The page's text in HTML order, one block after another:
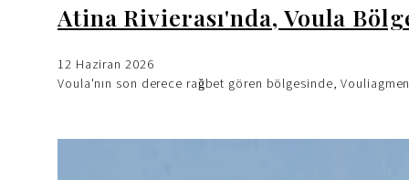
Atina Rivierası'nda, Voula
12 Haziran 2026
Voula'nın son derece rağbet gören bölgesinde,